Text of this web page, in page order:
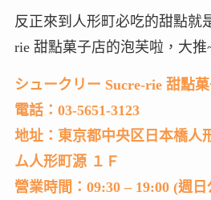
反正來到人形町必吃的甜點就
rie 甜點菓子店的泡芙啦，大推
シュークリー Sucre-rie 甜點
電話：03-5651-3123
地址：東京都中央区日本橋人
ム人形町源 １Ｆ
營業時間：09:30 – 19:00 (週日